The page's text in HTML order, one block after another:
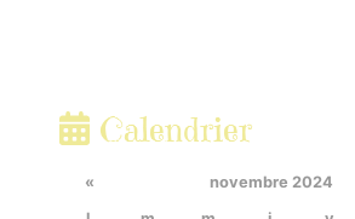
Calendrier
« novembre 2024